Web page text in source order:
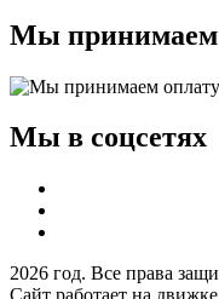
Мы принимаем
Мы в соцсетях
2026 год. Все права